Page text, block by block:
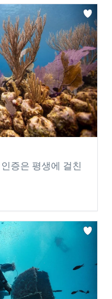
증은 평생에 걸친